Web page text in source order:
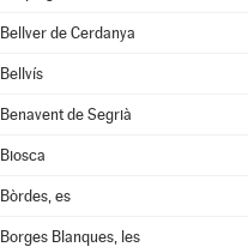
Bellver de Cerdanya
Bellvís
Benavent de Segrià
Biosca
Bòrdes, es
Borges Blanques, les